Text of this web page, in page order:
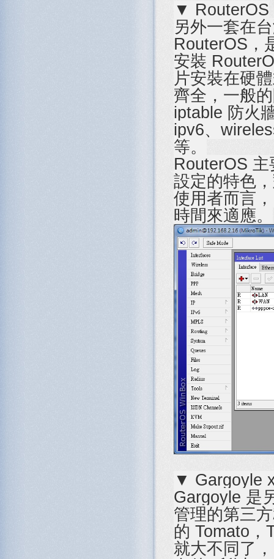
▼ RouterOS
另外一套在
RouterOS，
安裝
片安裝在硬
齊全，一般
iptable 防火
ipv6、
等。
RouterOS
設定的特色
使用者而言
時間來適應。
▼ Gargoyle
Gargoyle 是
管理的第三
的 Tomato，
就大不同了